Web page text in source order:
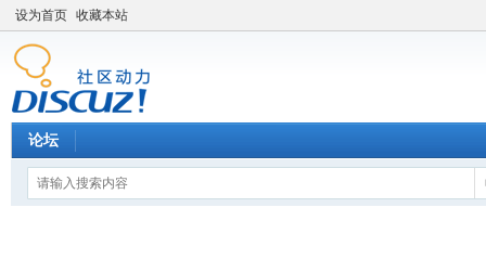
设为首页 收藏本站
论坛